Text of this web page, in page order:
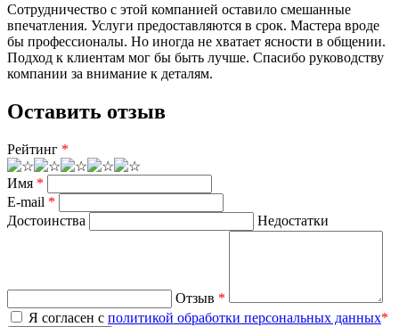
Сотрудничество с этой компанией оставило смешанные
впечатления. Услуги предоставляются в срок. Мастера вроде
бы профессионалы. Но иногда не хватает ясности в общении.
Подход к клиентам мог бы быть лучше. Спасибо руководству
компании за внимание к деталям.
Оставить отзыв
Рейтинг *
Имя *
E-mail *
Достоинства
Недостатки
Отзыв *
Я согласен с политикой обработки персональных данных*